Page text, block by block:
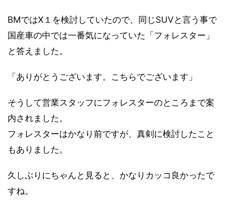
BMではX１を検討していたので、同じSUVと言う事で
国産車の中では一番気になっていた「フォレスター」
と答えました。
「ありがとうございます。こちらでございます」
そうして営業スタッフにフォレスターのところまで案
内されました。
フォレスターはかなり前ですが、真剣に検討したこと
もありました。
久しぶりにちゃんと見ると、かなりカッコ良かったで
すね。